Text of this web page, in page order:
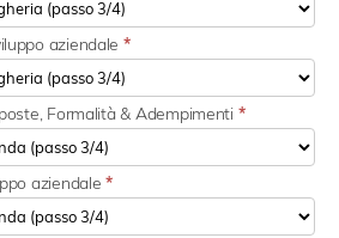
aziendale *
Formalità & Adempimenti *
aziendale*